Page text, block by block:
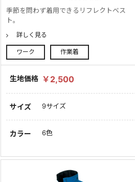
季節を問わず着用できるリフレクトベス
ト。
詳しく見る
ワーク 作業着
生地価格 ￥2,500
サイズ 9サイズ
カラー 6色